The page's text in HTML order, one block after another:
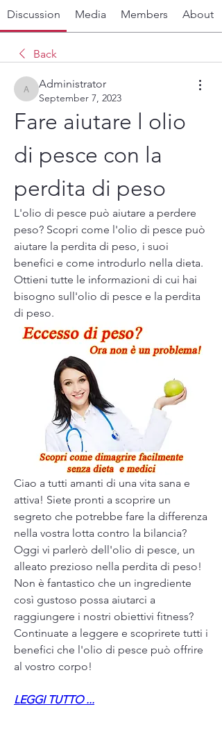
Discussion Media Members About
Back
Administrator
Administrator
September 7, 2023
Fare aiutare l olio
di pesce con la
perdita di peso
L'olio di pesce può aiutare a perdere
peso? Scopri come l'olio di pesce può
aiutare la perdita di peso, i suoi
benefici e come introdurlo nella dieta.
Ottieni tutte le informazioni di cui hai
bisogno sull'olio di pesce e la perdita
di peso.
Ciao a tutti amanti di una vita sana e
attiva! Siete pronti a scoprire un
segreto che potrebbe fare la differenza
nella vostra lotta contro la bilancia?
Oggi vi parlerò dell'olio di pesce, un
alleato prezioso nella perdita di peso!
Non è fantastico che un ingrediente
così gustoso possa aiutarci a
raggiungere i nostri obiettivi fitness?
Continuate a leggere e scoprirete tutti i
benefici che l'olio di pesce può offrire
al vostro corpo!
LEGGI TUTTO ...